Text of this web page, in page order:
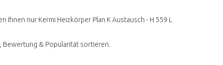
nur Kermi Heizkörper Plan K Austausch - H 559 L
Bewertung & Popularität sortieren.